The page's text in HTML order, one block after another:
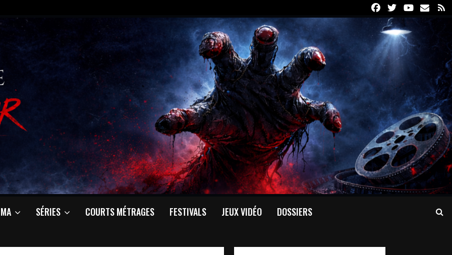
FacebookTwitterYoutube
Email
SÉRIES COURTS MÉTRAGES FESTIVALS JEUX VIDÉO DOSSIERS